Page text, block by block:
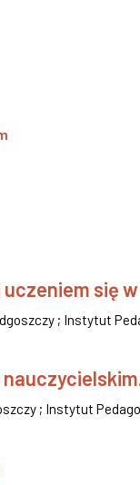
się
; Instytut
; Instytut